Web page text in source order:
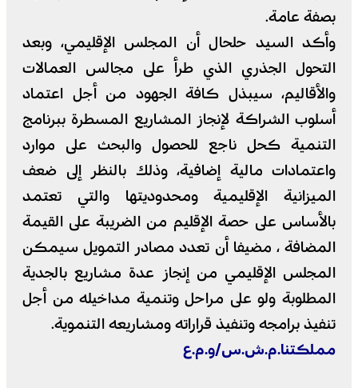
بصفة عامة.
وأكد السيد حلحال أن المجلس الإقليمي، وبعد
التحول الجذري الذي طرأ على مجالس العمالات
والأقاليم، سيبذل كافة الجهود من أجل اعتماد
أسلوب الشراكة لإنجاز المشاريع المسطرة ببرنامج
التنمية كحل ناجع للحصول والبحث على موارد
واعتمادات مالية إضافية، وذلك بالنظر إلى ضعف
الميزانية الإقليمية ومحدوديتها والتي تعتمد
بالأساس على حصة الإقليم من الضريبة على القيمة
المضافة ، مضيفا أن تعدد مصادر التمويل سيمكن
المجلس الإقليمي من إنجاز عدة مشاريع بالجدية
المطلوبة ولو على مراحل وتنمية مداخيله من أجل
تنفيذ برامجه وتنفيذ قراراته ومشاريعه التنموية.
مملكتنا.م.ش.س/و.م.ع